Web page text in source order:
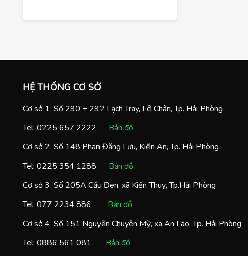
HỆ THỐNG CƠ SỞ
Cơ sở 1: Số 290 + 292 Lạch Tray, Lê Chân, Tp. Hải Phòng
Tel: 0225 657 2222
Bản đồ
Cơ sở 2: Số 148 Phan Đăng Lưu, Kiến An, Tp. Hải Phòng
Tel: 0225 354 1288
Bản đồ
Cơ sở 3: Số 205A Cầu Đen, xã Kiến Thuỵ, Tp.Hải Phòng
Tel: 077 2234 886
Bản đồ
Cơ sở 4: Số 151 Nguyễn Chuyên Mỹ, xã An Lão, Tp. Hải Phòng
Tel: 0886 561 081
Bản đồ